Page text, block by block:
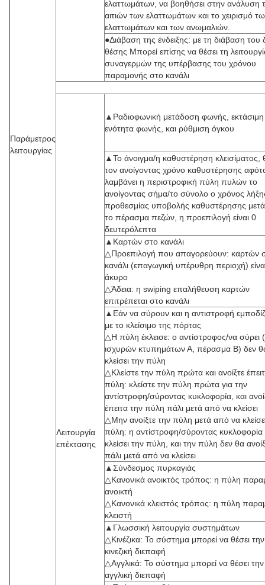
Παράμετρος
λειτουργίας
ελαττωμάτων, να βοηθήσει στην ανάλυση
αιτιών των ελαττωμάτων και το χειρισμό
ελαττωμάτων και των ανωμαλιών.
●Διάβαση της ένδειξης: με τη διάβαση του
θέσης Μπορεί επίσης να θέσει τη
συναγερμών της υπέρβασης του χρόνου
παραμονής στο κανάλι
Λειτουργία
επέκτασης
▲Ραδιοφωνική μετάδοση φωνής, εκτάσιμη
ενότητα φωνής, και ρύθμιση όγκου
▲Το άνοιγμα/η καθυστέρηση κλεισίματος,
τον ανοίγοντας χρόνο καθυστέρησης
λαμβάνει η περιστροφική πύλη πυλών το
ανοίγοντας σήμα/το σύνολο ο χρόνος
προθεσμίας υποβολής καθυστέρησης
το πέρασμα πεζών, η προεπιλογή είναι 0
δευτερόλεπτα
▲Καρτών στο κανάλι
△Προεπιλογή που απαγορεύουν: καρτών
κανάλι (επαγωγική υπέρυθρη περιοχή)
άκυρο
△Άδεια: η swiping επαλήθευση καρτών
επιτρέπεται στο κανάλι
▲Εάν να σύρουν και η αντιστροφή
με το κλείσιμο της πόρτας
△Η πύλη έκλεισε: ο αντίστροφος/να σύρει
ισχυρών κτυπημάτων Α, πέρασμα Β) δεν
κλείσει την πύλη
△Κλείστε την πύλη πρώτα και ανοίξτε
πύλη: κλείστε την πύλη πρώτα για την
αντίστροφη/σύροντας κυκλοφορία, και
έπειτα την πύλη πάλι μετά από να κλείσει
△Μην ανοίξτε την πύλη μετά από να
πύλη: η αντίστροφη/σύροντας κυκλοφορία
κλείσει την πύλη, και την πύλη δεν θα
πάλι μετά από να κλείσει
▲Σύνδεσμος πυρκαγιάς
△Κανονικά ανοικτός τρόπος: η πύλη
ανοικτή
△Κανονικά κλειστός τρόπος: η πύλη
κλειστή
▲Γλωσσική λειτουργία συστημάτων
△Κινέζικα: Το σύστημα μπορεί να θέσει την
κινεζική διεπαφή
△Αγγλικά: Το σύστημα μπορεί να θέσει την
αγγλική διεπαφή